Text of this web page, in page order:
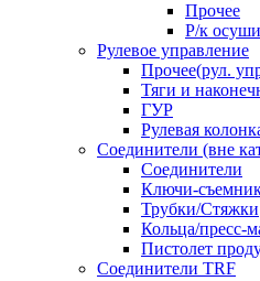
Прочее
Р/к
Рулевое управление
Прочее(рул.
Тяги и
ГУР
Рулевая
Соединители (вне
Соединители
Ключи-
Трубки/Стяжки
Кольца/пресс-
Пистолет
Соединители TRF